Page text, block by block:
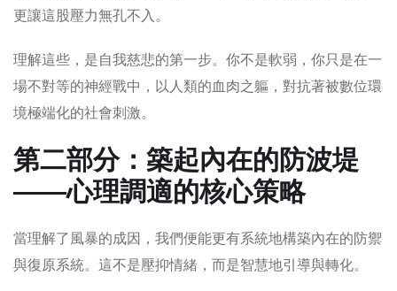
更讓這股壓力無孔不入。
理解這些，是自我慈悲的第一步。你不是軟弱，你只是在一
場不對等的神經戰中，以人類的血肉之軀，對抗著被數位環
境極端化的社會刺激。
第二部分：築起內在的防波堤
——心理調適的核心策略
當理解了風暴的成因，我們便能更有系統地構築內在的防禦
與復原系統。這不是壓抑情緒，而是智慧地引導與轉化。